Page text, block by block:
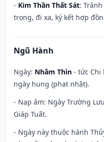
- Kim Thần Thất Sát:
trọng, đi xa, ký kết hợp
Ngũ Hành
Ngày: Nhâm Thìn - tức Chi
ngày hung (phạt nhật).
- Nạp âm: Ngày Trường
Giáp Tuất.
- Ngày này thuộc hành